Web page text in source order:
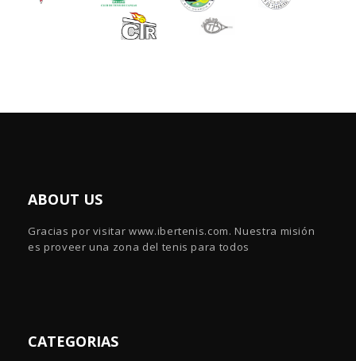
ABOUT US
Gracias por visitar www.ibertenis.com. Nuestra misión
es proveer una zona del tenis para todos
CATEGORIAS